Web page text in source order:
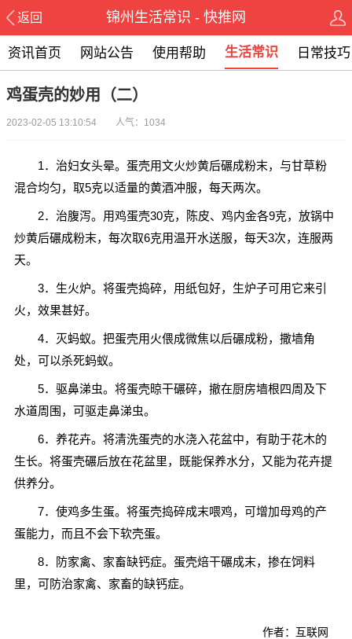
返回 锦州生活常识 - 快推网
资讯首页 网站公告 使用帮助 生活常识 日常技巧
鸡蛋壳的妙用（二）
2023-02-05 13:10:54 人气：1034
1．治妇女头晕。蛋壳用文火炒黄后碾成粉末，与甘草粉
混合均匀，取5克以适量的黄酒冲服，每天两次。
2．治腹泻。用鸡蛋壳30克，陈皮、鸡内金各9克，放锅中
炒黄后碾成粉末，每次取6克用温开水送服，每天3次，连服两
天。
3．生火炉。将蛋壳捣碎，用纸包好，生炉子可用它来引
火，效果甚好。
4．灭蚂蚁。把蛋壳用火偎成微焦以后碾成粉，撒墙角
处，可以杀死蚂蚁。
5．驱鼻涕虫。将蛋壳晾干碾碎，撤在厨房墙根四周及下
水道周围，可驱走鼻涕虫。
6．养花卉。将清洗蛋壳的水浇入花盆中，有助于花木的
生长。将蛋壳碾后放在花盆里，既能保养水分，又能为花卉提
供养分。
7．使鸡多生蛋。将蛋壳捣碎成末喂鸡，可增加母鸡的产
蛋能力，而且不会下软壳蛋。
8．防家禽、家畜缺钙症。蛋壳焙干碾成末，掺在饲料
里，可防治家禽、家畜的缺钙症。
作者：互联网